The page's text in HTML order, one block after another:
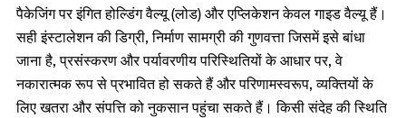
पैकेजिंग पर इंगित होल्डिंग वैल्यू (लोड) और एप्लिकेशन केवल गाइड वैल्यू हैं।
सही इंस्टालेशन की डिग्री, निर्माण सामग्री की गुणवत्ता जिसमें इसे बांधा
जाना है, प्रसंस्करण और पर्यावरणीय परिस्थितियों के आधार पर, वे
नकारात्मक रूप से प्रभावित हो सकते हैं और परिणामस्वरूप, व्यक्तियों के
लिए खतरा और संपत्ति को नुकसान पहुंचा सकते हैं। किसी संदेह की स्थिति